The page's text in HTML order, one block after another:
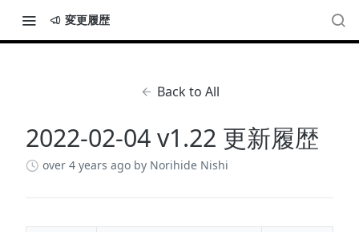
変更履歴
Back to All
2022-02-04 v1.22 更新履歴
over 4 years ago by Norihide Nishi